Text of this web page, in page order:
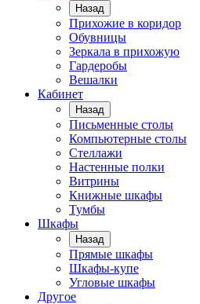
Назад
Прихожие в коридор
Обувницы
Зеркала в прихожую
Гардеробы
Вешалки
Кабинет
Назад
Письменные столы
Компьютерные столы
Стеллажи
Настенные полки
Витрины
Книжные шкафы
Тумбы
Шкафы
Назад
Прямые шкафы
Шкафы-купе
Угловые шкафы
Другое